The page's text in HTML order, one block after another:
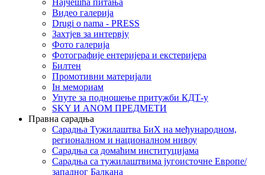
Најчешћа питања
Видео галерија
Drugi o nama - PRESS
Захтјев за интервју
Фото галерија
Фотографије ентеријера и екстеријера
Билтен
Промотивни материјали
Iн мемориам
Упуте за подношење притужби КДТ-у
SKY И ANOM ПРЕДМЕТИ
Правна сарадња
Сарадња Тужилаштва БиХ на међународном,
регионалном и националном нивоу
Сарадња са домаћим институцијама
Сарадња са тужилаштвима југоисточне Европе/
западног Балкана